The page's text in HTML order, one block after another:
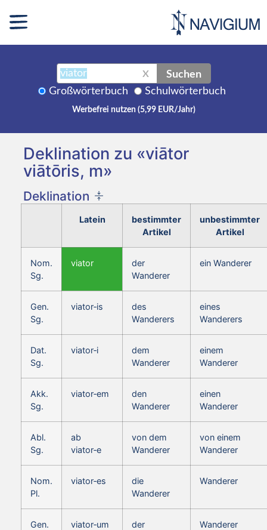
X Suchen
Großwörterbuch Schulwörterbuch
Werbefrei nutzen (5,99 EUR/Jahr)
Deklination zu «viātor
viātōris, m»
Deklination
Latein
bestimmter
Artikel
unbestimmter
Artikel
Nom.
Sg.
viator
der
Wanderer
ein Wanderer
Gen.
Sg.
viator‑is
des
Wanderers
eines
Wanderers
Dat.
Sg.
viator‑i
dem
Wanderer
einem
Wanderer
Akk.
Sg.
viator‑em
den
Wanderer
einen
Wanderer
Abl.
Sg.
ab
viator‑e
von dem
Wanderer
von einem
Wanderer
Nom.
Pl.
viator‑es
die
Wanderer
Wanderer
Gen.
viator‑um
der
Wanderer